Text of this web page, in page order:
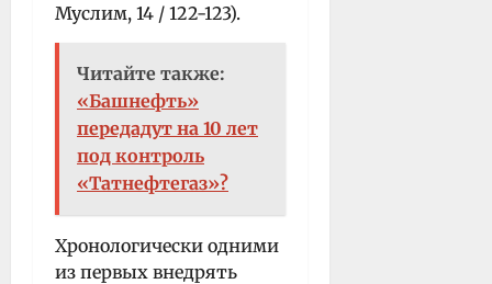
Муслим, 14 / 122-123).
Читайте также:
«Башнефть»
передадут на 10 лет
под контроль
«Татнефтегаз»?
Хронологически одними
из первых внедрять